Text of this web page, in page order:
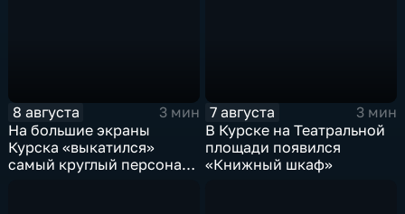
8 августа
3 мин
На большие экраны
Курска «выкатился»
самый круглый персонаж
7 августа
3 мин
В Курске на Театральной
площади появился
«Книжный шкаф»